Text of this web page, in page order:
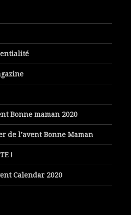
Bonne maman 2020
de l’avent Bonne Maman
!
Calendar 2020